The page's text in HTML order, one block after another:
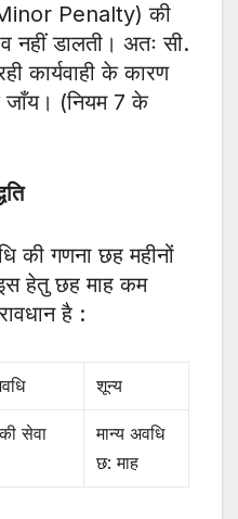
Penalty) की
नहीं डालती। अतः सी.
कार्यवाही के कारण
(नियम 7 के
की गणना छह महीनों
हेतु छह माह कम
है :
शून्य
सेवा
मान्य अवधि
छ: माह